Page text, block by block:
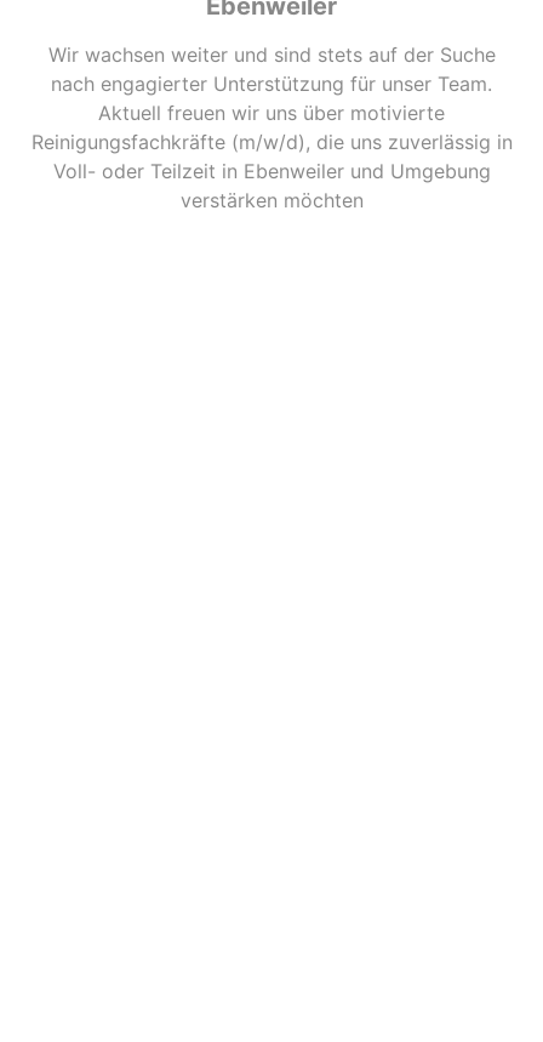
Ebenweiler
Wir wachsen weiter und sind stets auf der Suche
nach engagierter Unterstützung für unser Team.
Aktuell freuen wir uns über motivierte
Reinigungsfachkräfte (m/w/d), die uns zuverlässig in
Voll- oder Teilzeit in Ebenweiler und Umgebung
verstärken möchten